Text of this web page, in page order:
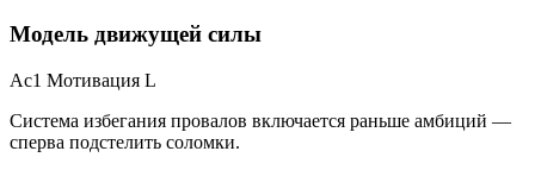
Модель движущей силы
Ac1 Мотивация L
Система избегания провалов включается раньше амбиций —
сперва подстелить соломки.